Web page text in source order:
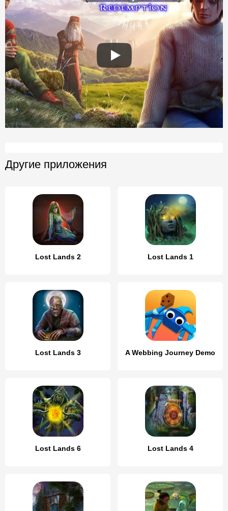
Другие приложения
Lost Lands 2 Lost Lands 1
Lost Lands 3 A Webbing Journey Demo
Lost Lands 6 Lost Lands 4